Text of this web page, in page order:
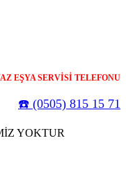
EŞYA SERVİSİ TELEFONU
☎️ (0505) 815 15 71
YOKTUR